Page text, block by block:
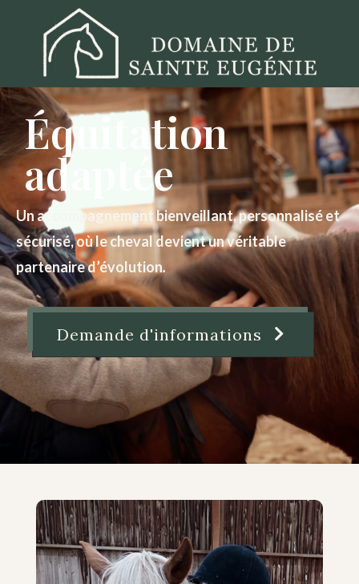
Équitation
adaptée
Un accompagnement bienveillant, personnalisé et
sécurisé, où le cheval devient un véritable
partenaire d’évolution.
Demande d'informations